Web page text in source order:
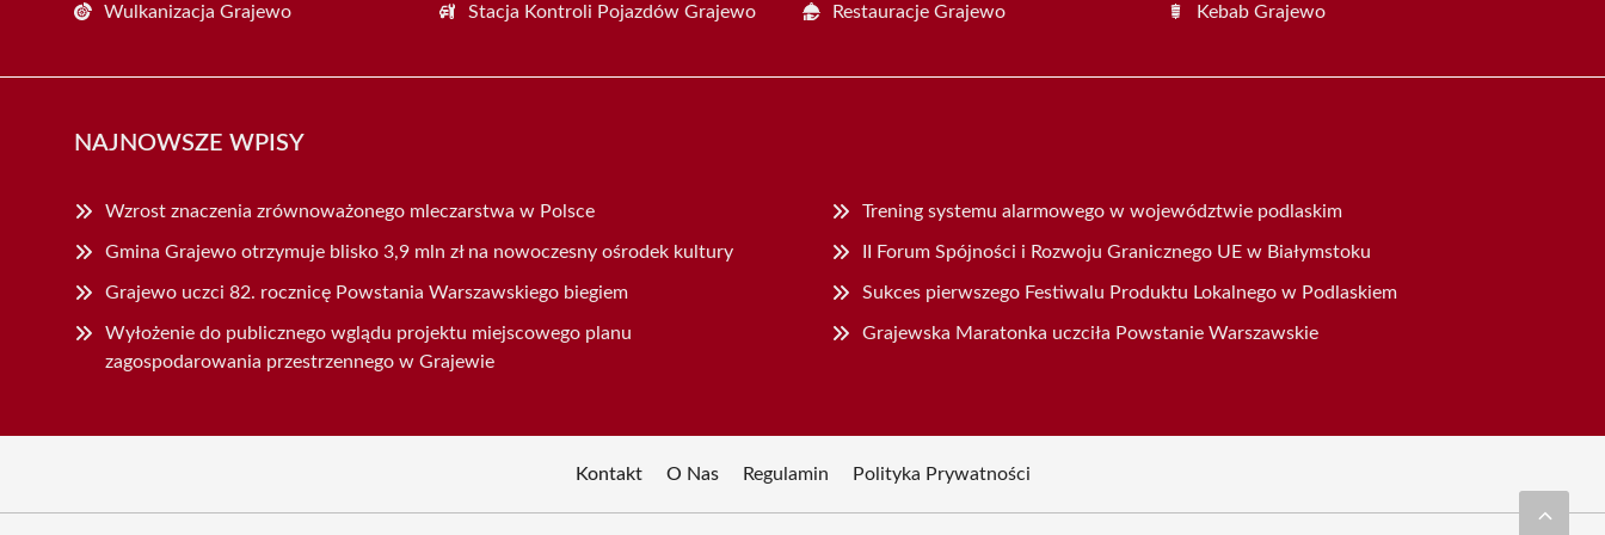
Wulkanizacja Grajewo Stacja Kontroli Pojazdów Grajewo Restauracje Grajewo Kebab Grajewo
NAJNOWSZE WPISY
Wzrost znaczenia zrównoważonego mleczarstwa w Polsce Trening systemu alarmowego w województwie podlaskim
Gmina Grajewo otrzymuje blisko 3,9 mln zł na nowoczesny ośrodek kultury II Forum Spójności i Rozwoju Granicznego UE w Białymstoku
Grajewo uczci 82. rocznicę Powstania Warszawskiego biegiem Sukces pierwszego Festiwalu Produktu Lokalnego w Podlaskiem
Wyłożenie do publicznego wglądu projektu miejscowego planu
zagospodarowania przestrzennego w Grajewie
Grajewska Maratonka uczciła Powstanie Warszawskie
Kontakt O Nas Regulamin Polityka Prywatności